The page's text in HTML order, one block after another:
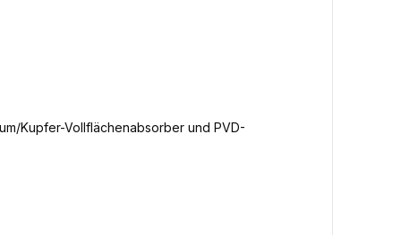
Kupfer-Vollflächenabsorber und PVD-